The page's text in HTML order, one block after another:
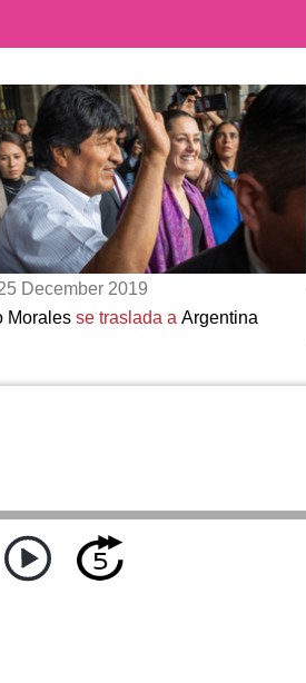
December 2019
Morales se traslada aArgentina